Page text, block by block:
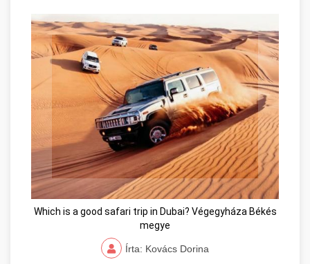
Which is a good safari trip in Dubai? Végegyháza Békés
megye
Írta: Kovács Dorina